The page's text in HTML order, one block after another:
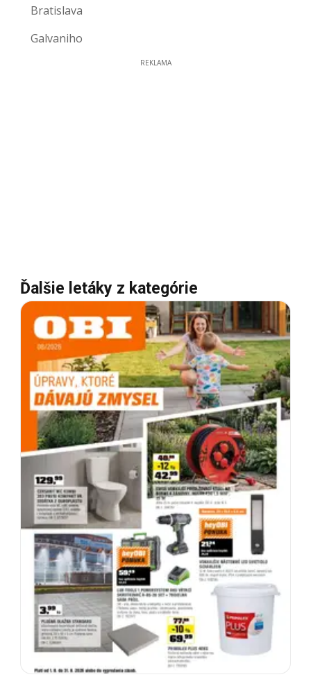
Bratislava
Galvaniho
REKLAMA
Ďalšie letáky z kategórie